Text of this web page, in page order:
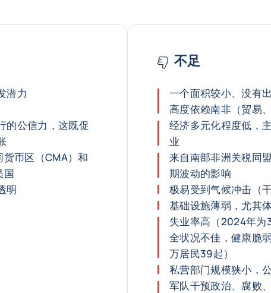
潜力
的公信力，这既促
币区（CMA）和
国
明
不足
一个面积较小、没有
高度依赖南非（贸易
经济多元化程度低，
业
来自南部非洲关税同
期波动的影响
极易受到气候冲击（
基础设施薄弱，尤其
失业率高（2024年为
全状况不佳，健康脆
万居民39起）
私营部门规模狭小，
军队干预政治、腐败